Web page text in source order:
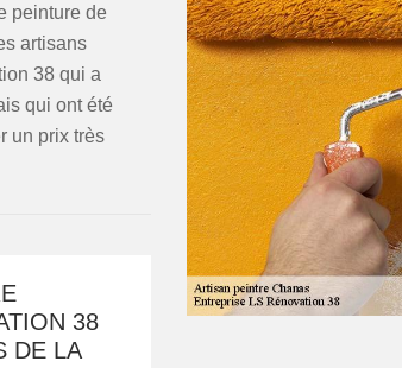
peinture de
artisans
38 qui a
qui ont été
un prix très
38
DE LA